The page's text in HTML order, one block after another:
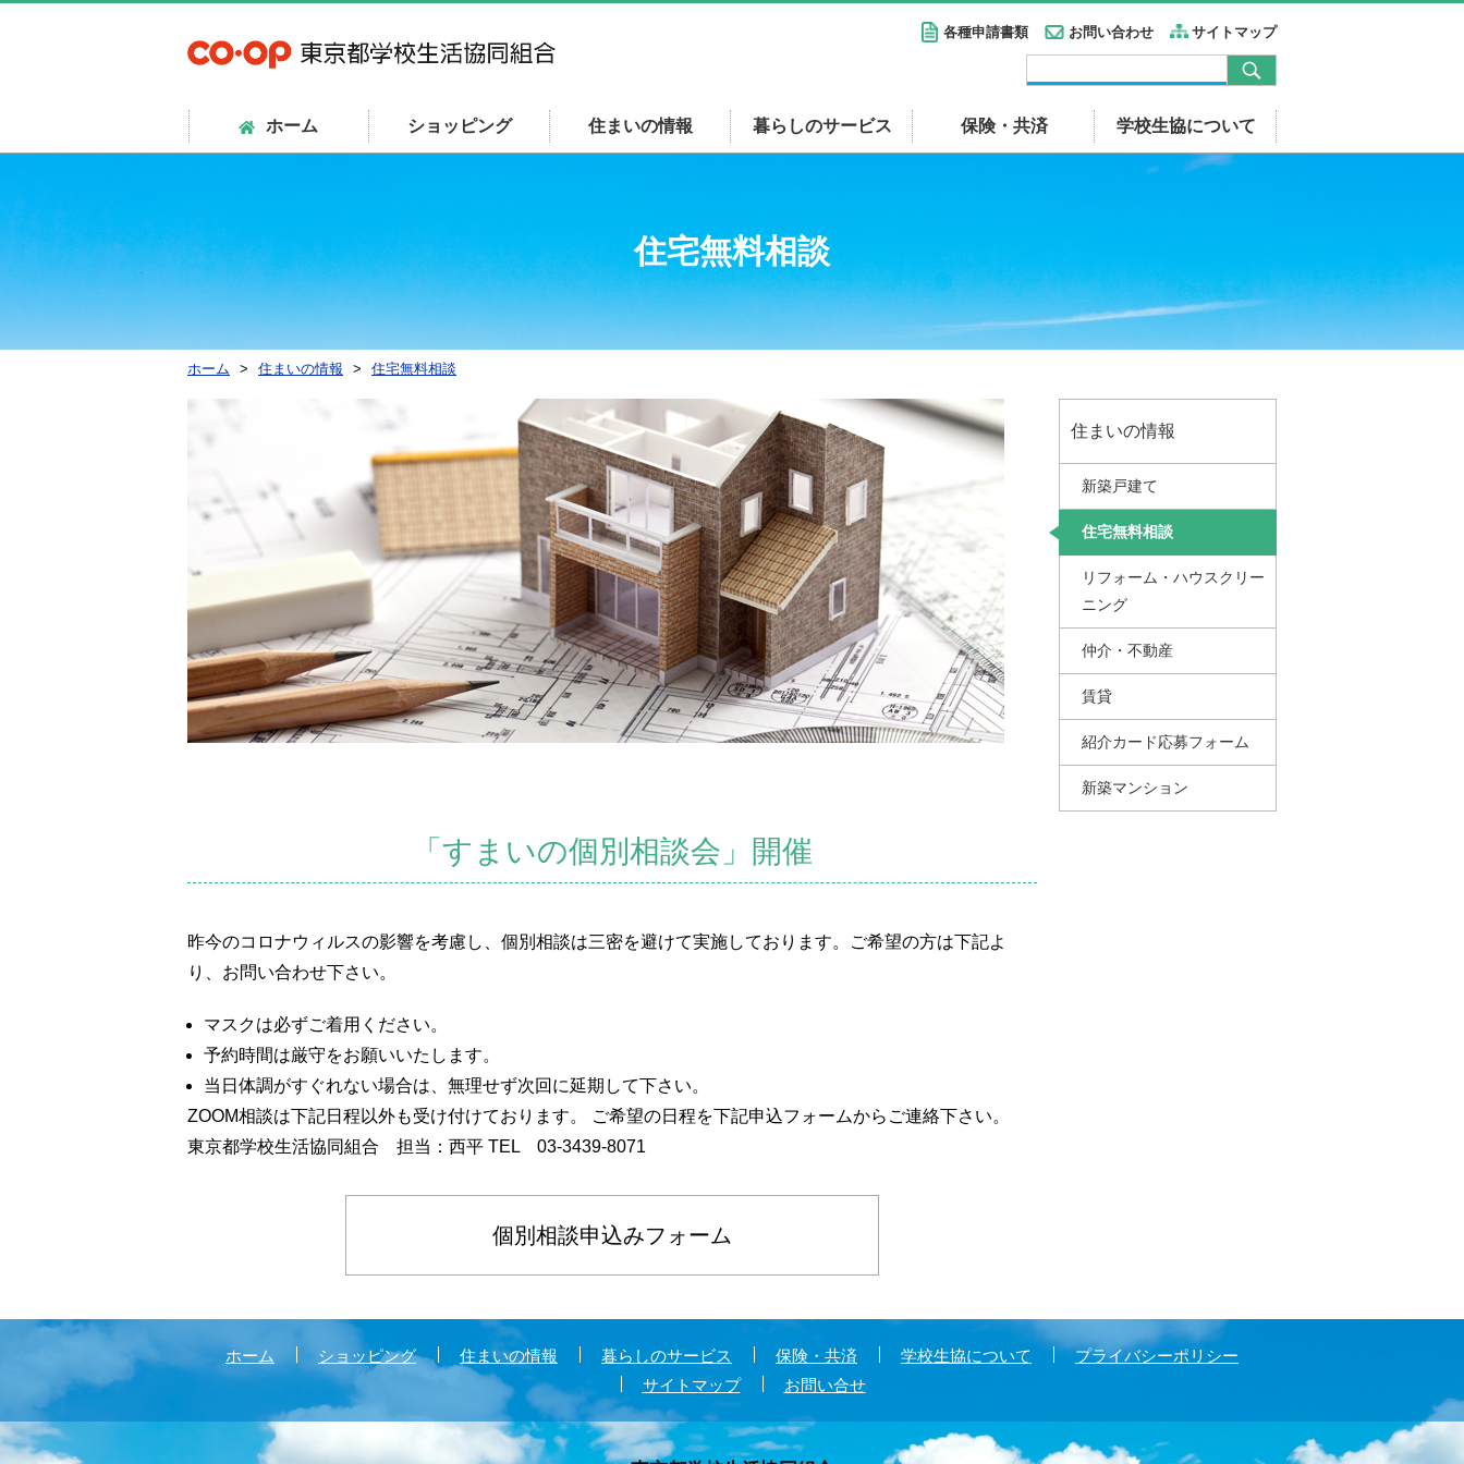
各種申請書類 お問い合わせ サイトマップ
ホーム ショッピング 住まいの情報 暮らしのサービス 保険・共済 学校生協について
住宅無料相談
ホーム 住まいの情報 住宅無料相談
「すまいの個別相談会」開催
昨今のコロナウィルスの影響を考慮し、個別相談は三密を避けて実施しております。ご希望の方は下記よ
り、お問い合わせ下さい。
マスクは必ずご着用ください。
予約時間は厳守をお願いいたします。
当日体調がすぐれない場合は、無理せず次回に延期して下さい。
ZOOM相談は下記日程以外も受け付けております。 ご希望の日程を下記申込フォームからご連絡下さい。
東京都学校生活協同組合 担当：西平 TEL 03-3439-8071
個別相談申込みフォーム
住まいの情報
新築戸建て
住宅無料相談
リフォーム・ハウスクリー
ニング
仲介・不動産
賃貸
紹介カード応募フォーム
新築マンション
ホーム ショッピング 住まいの情報 暮らしのサービス 保険・共済 学校生協について
プライバシーポリシー
サイトマップ
お問い合せ